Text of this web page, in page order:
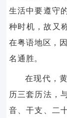
生活中要遵守
种时机，故又
在粤语地区，
名通胜。
在现代，
历三套历法，
音、干支、二